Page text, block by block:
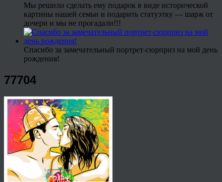
Мы решили сделать ему подарок в виде исторической
картины нашей семьи и подарить статуэтку — шарж от
дочери и мы не прогадали!!!
Спасибо за замечательный портрет-сюрприз на мой день
рождения!
77704